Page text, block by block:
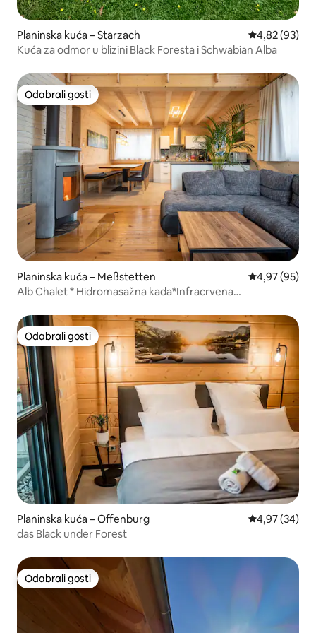
Planinska kuća – Starzach Prosječna
4,82 (93)
Kuća za odmor u blizini Black Foresta i Schwabian Alba
Odabrali gosti
Odabrali gosti
Planinska kuća – Meßstetten Prosječna
4,97 (95)
Alb Chalet * Hidromasažna kada*Infracrvena
Odabrali gosti
Odabrali gosti
Planinska kuća – Offenburg Prosječna
4,97 (34)
das Black under Forest
Odabrali gosti
Odabrali gosti